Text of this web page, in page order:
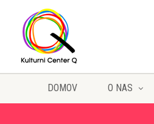
DOMOV O NAS